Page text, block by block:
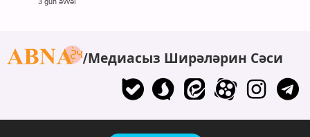
Медиасыз Ширәләрин Сәси